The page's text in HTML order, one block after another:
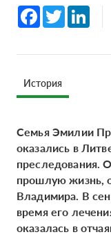
Facebook
Twitter
История
Семья Эмилии
оказались в
преследования.
прошлую жизнь,
Владимира. В
время его
оказалась в